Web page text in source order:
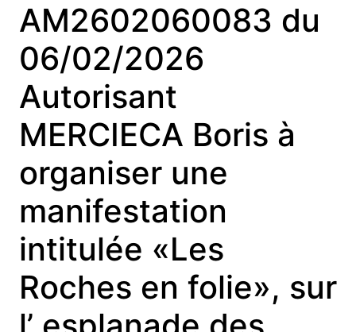
AM2602060083 du
06/02/2026
Autorisant
MERCIECA Boris à
organiser une
manifestation
intitulée «Les
Roches en folie», sur